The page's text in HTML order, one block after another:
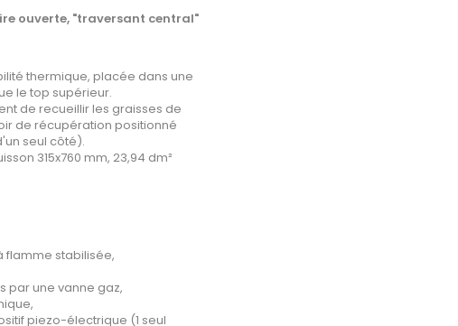
ouverte, "traversant central"
thermique, placée dans une
le top supérieur.
de recueillir les graisses de
de récupération positionné
seul côté).
315x760 mm, 23,94 dm²
flamme stabilisée,
par une vanne gaz,
piezo-électrique (1 seul